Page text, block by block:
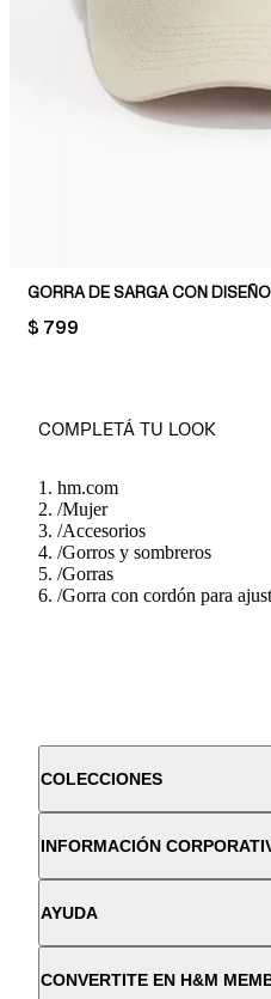
GORRA DE SARGA CON
PRICE:
$ 799
COMPLETÁ TU LOOK
hm.com
/Mujer
/Accesorios
/Gorros y sombreros
/Gorras
/Gorra con cordón para
COLECCIONES
INFORMACIÓN
AYUDA
CONVERTITE EN H&M